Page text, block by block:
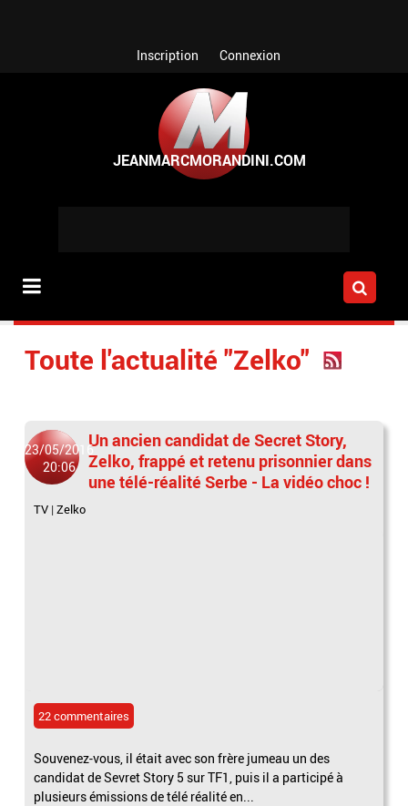
Inscription Connexion
Toute l'actualité "Zelko"
23/05/2016
20:06
Un ancien candidat de Secret Story,
Zelko, frappé et retenu prisonnier dans
une télé-réalité Serbe - La vidéo choc !
TV |Zelko
22 commentaires
Souvenez-vous, il était avec son frère jumeau un des
candidat de Sevret Story 5 sur TF1, puis il a participé à
plusieurs émissions de télé réalité en...